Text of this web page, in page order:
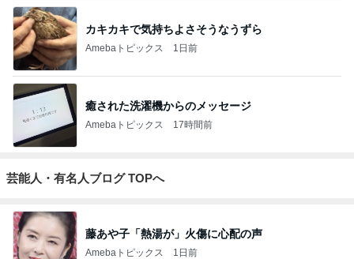
カキカキで気持ちよさそうなうずら
Amebaトピックス 1日前
癒された洗濯機からのメッセージ
Amebaトピックス 17時間前
芸能人・有名人ブログ TOPへ
藤あや子「熱湯が」火傷に心配の声
Amebaトピックス 1日前